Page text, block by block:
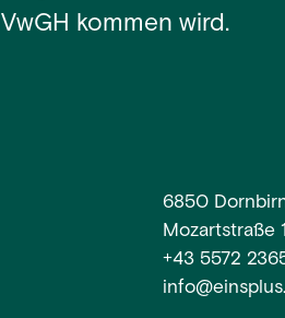
VwGH kommen wird.
6850
Mozartstraße
+43 5572